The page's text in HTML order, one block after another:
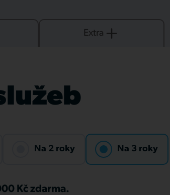
Extra
Na 2 roky Na 3 roky
Kč zdarma.